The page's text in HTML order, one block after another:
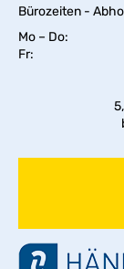
Bürozeiten -
Mo – Do:
Fr: